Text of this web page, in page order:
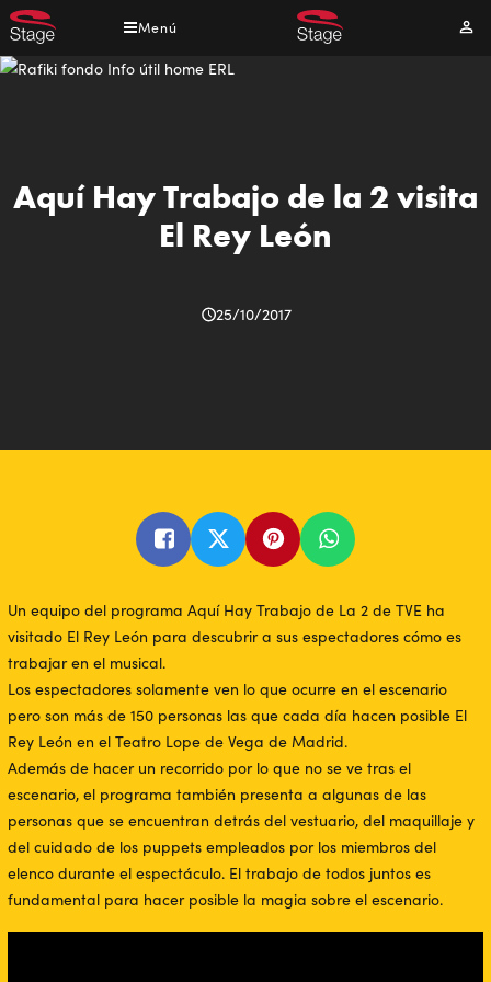
Pasar
al
contenido
Menú
Mi
Aquí Hay Trabajo de la 2 visita
El Rey León
25/10/2017
Un equipo del programa Aquí Hay Trabajo de La 2 de TVE ha
visitado El Rey León para descubrir a sus espectadores cómo es
trabajar en el musical.
Los espectadores solamente ven lo que ocurre en el escenario
pero son más de 150 personas las que cada día hacen posible El
Rey León en el Teatro Lope de Vega de Madrid.
Además de hacer un recorrido por lo que no se ve tras el
escenario, el programa también presenta a algunas de las
personas que se encuentran detrás del vestuario, del maquillaje y
del cuidado de los puppets empleados por los miembros del
elenco durante el espectáculo. El trabajo de todos juntos es
fundamental para hacer posible la magia sobre el escenario.